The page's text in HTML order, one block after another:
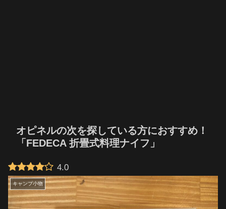
オピネルの次を探している方におすすめ！
「FEDECA 折畳式料理ナイフ」
4.0
キャンプ小物